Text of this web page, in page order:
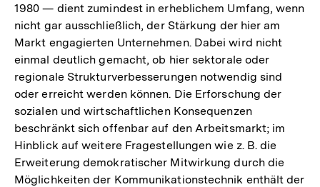
1980 — dient zumindest in erheblichem Umfang, wenn
nicht gar ausschließlich, der Stärkung der hier am
Markt engagierten Unternehmen. Dabei wird nicht
einmal deutlich gemacht, ob hier sektorale oder
regionale Strukturverbesserungen notwendig sind
oder erreicht werden können. Die Erforschung der
sozialen und wirtschaftlichen Konsequenzen
beschränkt sich offenbar auf den Arbeitsmarkt; im
Hinblick auf weitere Fragestellungen wie z. B. die
Erweiterung demokratischer Mitwirkung durch die
Möglichkeiten der Kommunikationstechnik enthält der